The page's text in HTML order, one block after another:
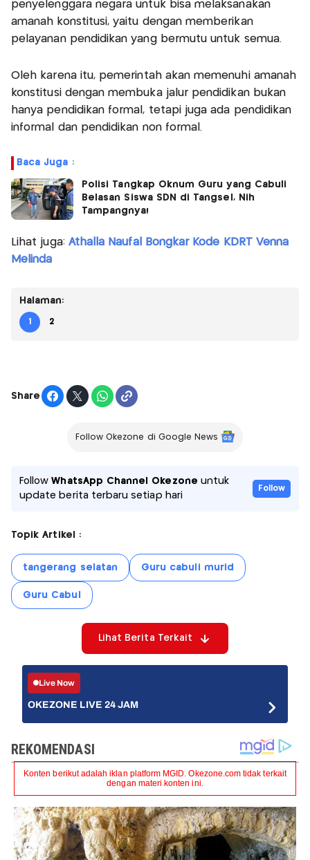
penyelenggara negara untuk bisa melaksanakan
amanah konstitusi, yaitu dengan memberikan
pelayanan pendidikan yang bermutu untuk semua.
Oleh karena itu, pemerintah akan memenuhi amanah
konstitusi dengan membuka jalur pendidikan bukan
hanya pendidikan formal, tetapi juga ada pendidikan
informal dan pendidikan non formal.
Baca Juga :
Polisi Tangkap Oknum Guru yang Cabuli
Belasan Siswa SDN di Tangsel, Nih
Tampangnya!
Lihat juga: Athalla Naufal Bongkar Kode KDRT Venna
Melinda
Halaman:
1 2
Share
Follow Okezone di Google News
FollowWhatsApp Channel Okezone untuk
update berita terbaru setiap hari
Follow
Topik Artikel :
tangerang selatan Guru cabuli murid
Guru Cabul
Lihat Berita Terkait
Live Now
OKEZONE LIVE 24 JAM